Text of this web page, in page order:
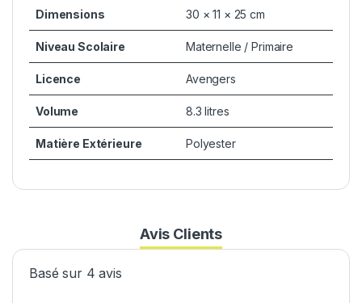
Dimensions 30 × 11 × 25 cm
Niveau Scolaire Maternelle / Primaire
Licence Avengers
Volume 8.3 litres
Matière Extérieure Polyester
Avis Clients
Basé sur 4 avis